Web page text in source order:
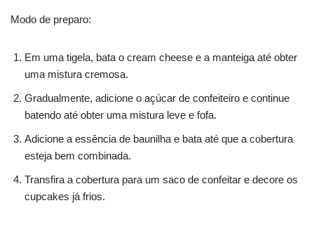
Modo de preparo:
Em uma tigela, bata o cream cheese e a manteiga até obter
uma mistura cremosa.
Gradualmente, adicione o açúcar de confeiteiro e continue
batendo até obter uma mistura leve e fofa.
Adicione a essência de baunilha e bata até que a cobertura
esteja bem combinada.
Transfira a cobertura para um saco de confeitar e decore os
cupcakes já frios.